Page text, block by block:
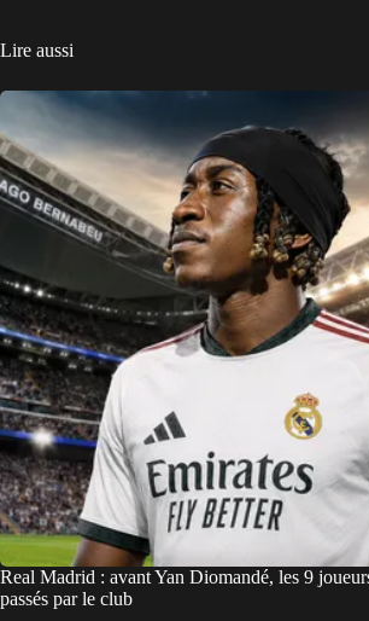
Lire aussi
Real Madrid : avant Yan Diomandé, les 9
passés par le club